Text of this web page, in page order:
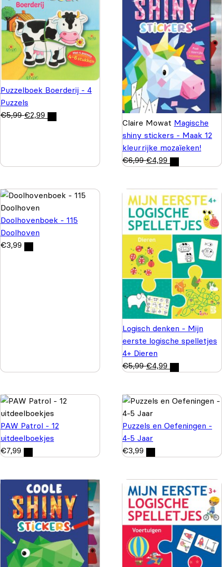
Puzzelboek Boerderij - 4
Puzzels
€5,99 €2,99
Claire Mowat Magische
shiny stickers - Maak 12
kleurrijke mozaïeken!
€6,99 €4,99
Doolhovenboek - 115
Doolhoven
€3,99
Logisch denken - Mijn
eerste logische spelletjes
4+ Dieren
€5,99 €4,99
PAW Patrol - 12
uitdeelboekjes
€7,99
Puzzels en Oefeningen -
4-5 Jaar
€3,99